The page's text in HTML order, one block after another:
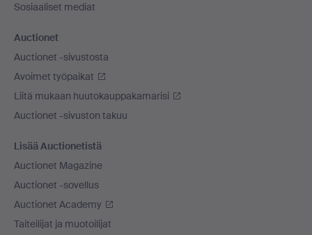
Sosiaaliset mediat
Auctionet
Auctionet -sivustosta
Avoimet työpaikat
Liitä mukaan huutokauppakamarisi
Auctionet -sivuston takuu
Lisää Auctionetistä
Auctionet Magazine
Auctionet -sovellus
Auctionet Academy
Taiteilijat ja muotoilijat